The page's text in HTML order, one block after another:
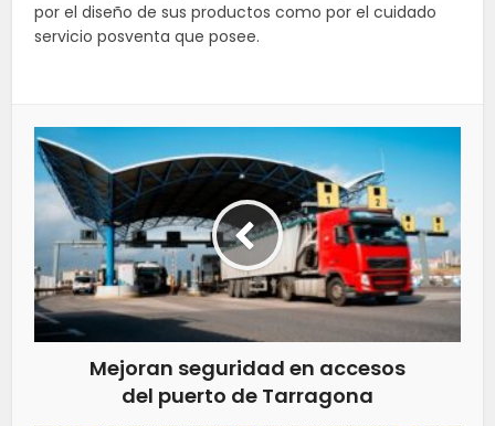
por el diseño de sus productos como por el cuidado
servicio posventa que posee.
Mejoran seguridad en accesos
del puerto de Tarragona